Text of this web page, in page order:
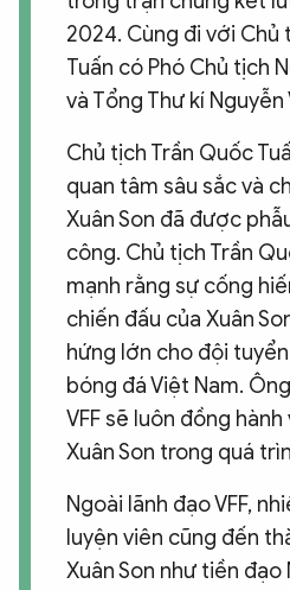
2024. Cùng đi với Chủ
Tuấn có Phó Chủ tịch
và Tổng Thư kí Nguyễn
Chủ tịch Trần Quốc
quan tâm sâu sắc và
Xuân Son đã được
công. Chủ tịch Trần
mạnh rằng sự cống
chiến đấu của Xuân
hứng lớn cho đội
bóng đá Việt Nam.
VFF sẽ luôn đồng
Xuân Son trong quá
Ngoài lãnh đạo VFF,
luyện viên cũng đến
Xuân Son như tiền đạo